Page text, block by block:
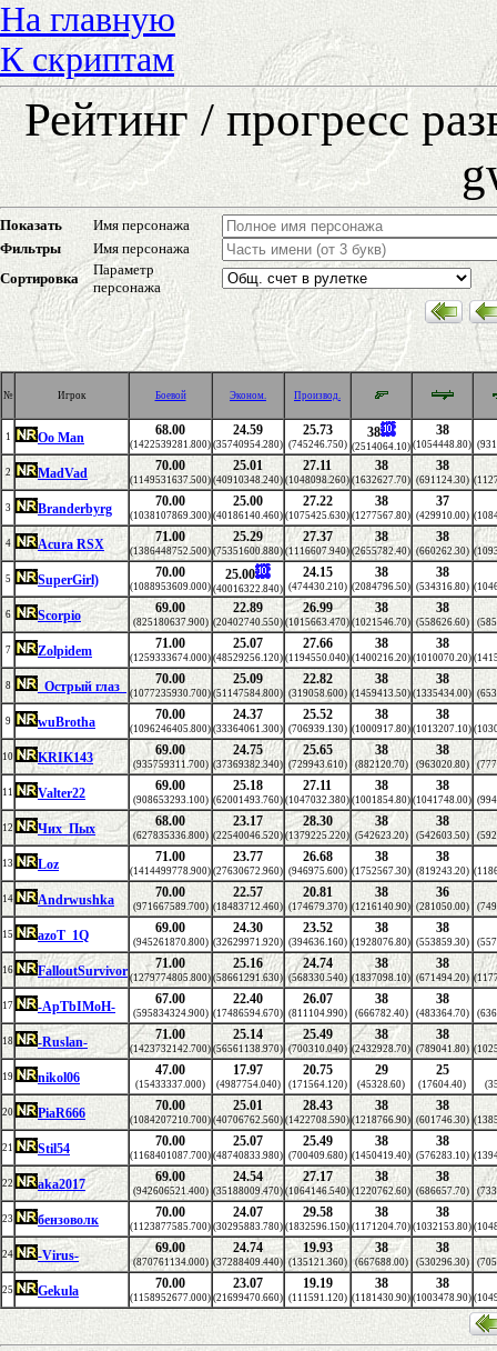
На главную
К скриптам
Рейтинг / прогресс
Показать
Имя персонажа
Фильтры
Имя персонажа
Сортировка
Параметр
персонажа
№ Игрок Боевой Эконом. Производ.
1 Oo Man 68.00
(1422539281.800)
24.59
(35740954.280)
25.73
(745246.750)
38
(2514064.10)
38
(1054448.80)
2 MadVad 70.00
(1149531637.500)
25.01
(40910348.240)
27.11
(1048098.260)
38
(1632627.70)
38
(691124.30)
3 Branderbyrg 70.00
(1038107869.300)
25.00
(40186140.460)
27.22
(1075425.630)
38
(1277567.80)
37
(429910.00)
4 Acura RSX 71.00
(1386448752.500)
25.29
(75351600.880)
27.37
(1116607.940)
38
(2655782.40)
38
(660262.30)
5 SuperGirl) 70.00
(1088953609.000)
25.00
(40016322.840)
24.15
(474430.210)
38
(2084796.50)
38
(534316.80)
6 Scorpio 69.00
(825180637.900)
22.89
(20402740.550)
26.99
(1015663.470)
38
(1021546.70)
38
(558626.60)
7 Zolpidem 71.00
(1259333674.000)
25.07
(48529256.120)
27.66
(1194550.040)
38
(1400216.20)
38
(1010070.20)
8 _Острый глаз_ 70.00
(1077235930.700)
25.09
(51147584.800)
22.82
(319058.600)
38
(1459413.50)
38
(1335434.00)
9 wuBrotha 70.00
(1096246405.800)
24.37
(33364061.300)
25.52
(706939.130)
38
(1000917.80)
38
(1013207.10)
10 KRIK143 69.00
(935759311.700)
24.75
(37369382.340)
25.65
(729943.610)
38
(882120.70)
38
(963020.80)
11 Valter22 69.00
(908653293.100)
25.18
(62001493.760)
27.11
(1047032.380)
38
(1001854.80)
38
(1041748.00)
12 Чих_Пых 68.00
(627835336.800)
23.17
(22540046.520)
28.30
(1379225.220)
38
(542623.20)
38
(542603.50)
13 Loz 71.00
(1414499778.900)
23.77
(27630672.960)
26.68
(946975.600)
38
(1752567.30)
38
(819243.20)
14 Andrwushka 70.00
(971667589.700)
22.57
(18483712.460)
20.81
(174679.370)
38
(1216140.90)
36
(281050.00)
15 azoT_1Q 69.00
(945261870.800)
24.30
(32629971.920)
23.52
(394636.160)
38
(1928076.80)
38
(553859.30)
16 FalloutSurvivor 71.00
(1279774805.800)
25.16
(58661291.630)
24.74
(568330.540)
38
(1837098.10)
38
(671494.20)
17 -ApTbIMoH- 67.00
(595834324.900)
22.40
(17486594.670)
26.07
(811104.990)
38
(666782.40)
38
(483364.70)
18 -Ruslan- 71.00
(1423732142.700)
25.14
(56561138.970)
25.49
(700310.040)
38
(2432928.70)
38
(789041.80)
19 nikol06 47.00
(15433337.000)
17.97
(4987754.040)
20.75
(171564.120)
29
(45328.60)
25
(17604.40)
20 PiaR666 70.00
(1084207210.700)
25.01
(40706762.560)
28.43
(1422708.590)
38
(1218766.90)
38
(601746.30)
21 Stil54 70.00
(1168401087.700)
25.07
(48740833.980)
25.49
(700409.680)
38
(1450419.40)
38
(576283.10)
22 aka2017 69.00
(942606521.400)
24.54
(35188009.470)
27.17
(1064146.540)
38
(1220762.60)
38
(686657.70)
23 бензоволк 70.00
(1123877585.700)
24.07
(30295883.780)
29.58
(1832596.150)
38
(1171204.70)
38
(1032153.80)
24 -Virus- 69.00
(870761134.000)
24.74
(37288409.440)
19.93
(135121.360)
38
(667688.00)
38
(530296.30)
25 Gekula 70.00
(1158952677.000)
23.07
(21699470.660)
19.19
(111591.120)
38
(1181430.90)
38
(1003478.90)